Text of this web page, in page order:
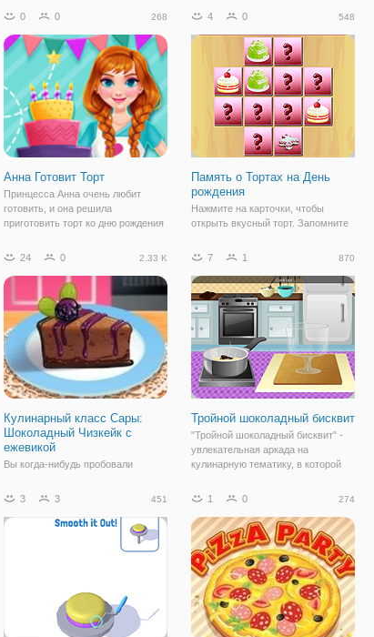
будете готовить тосты из авокадо,
их, а для того, чтобы выложить
красивые фотографии в
готовить для них лучшие
собой аркаду в кулинарном стиле,
поэтому от вас
0 0 268
Анна Готовит Торт
Принцесса Анна очень любит
готовить, и она решила
приготовить торт ко дню рождения
вместе поможем нашей красотке,
Сначала необходимо помочь Анне
переодеться,
4 0 548
Память о Тортах на День
рождения
Нажмите на карточки, чтобы
открыть вкусный торт. Запомните
его с аналогичными картами.
чтобы завершить уровень.
Переверните карты, подберите
пирожные и
24 0 2.33 K
Кулинарный класс Сары:
Шоколадный Чизкейк с
ежевикой
Вы когда-нибудь пробовали
Звучит аппетитно, не правда ли?
счастливцев, познавших вкус
этого десерта, мы вам завидуем.
Ведь после игры "Кулинарный
7 1 870
Тройной шоколадный бисквит
"Тройной шоколадный бисквит" -
увлекательная аркада на
кулинарную тематику, в которой
шоколадный бисквит. Суть игры
повторять простые действия и
учиться готовить
3 3 451 1 0 274